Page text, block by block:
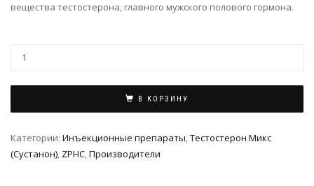
вещества тестостерона, главного мужского полового гормона.
В КОРЗИНУ
Категории: Инъeкциoнныe препараты,Тестостерон Микс
(Сустанон), ZPHC,Производители